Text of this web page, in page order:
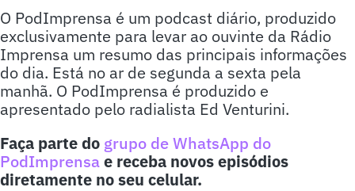
O PodImprensa é um podcast diário, produzido
exclusivamente para levar ao ouvinte da Rádio
Imprensa um resumo das principais informações
do dia. Está no ar de segunda a sexta pela
manhã. O PodImprensa é produzido e
apresentado pelo radialista Ed Venturini.
Faça parte do grupo de WhatsApp do
PodImprensae receba novos episódios
diretamente no seu celular.